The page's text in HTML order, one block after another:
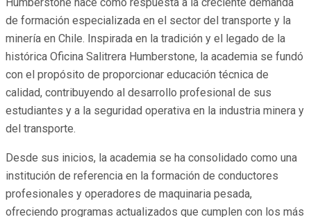
de formación especializada en el sector del transporte y la
minería en Chile. Inspirada en la tradición y el legado de la
histórica Oficina Salitrera Humberstone, la academia se fundó
con el propósito de proporcionar educación técnica de
calidad, contribuyendo al desarrollo profesional de sus
estudiantes y a la seguridad operativa en la industria minera y
del transporte.
Desde sus inicios, la academia se ha consolidado como una
institución de referencia en la formación de conductores
profesionales y operadores de maquinaria pesada,
ofreciendo programas actualizados que cumplen con los más